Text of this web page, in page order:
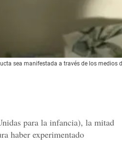
sea manifestada a través de los
para la infancia), la mitad
haber experimentado